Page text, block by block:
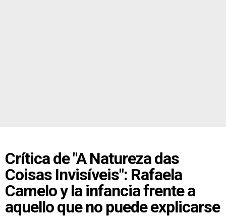
Crítica de "A Natureza das
Coisas Invisíveis": Rafaela
Camelo y la infancia frente a
aquello que no puede explicarse